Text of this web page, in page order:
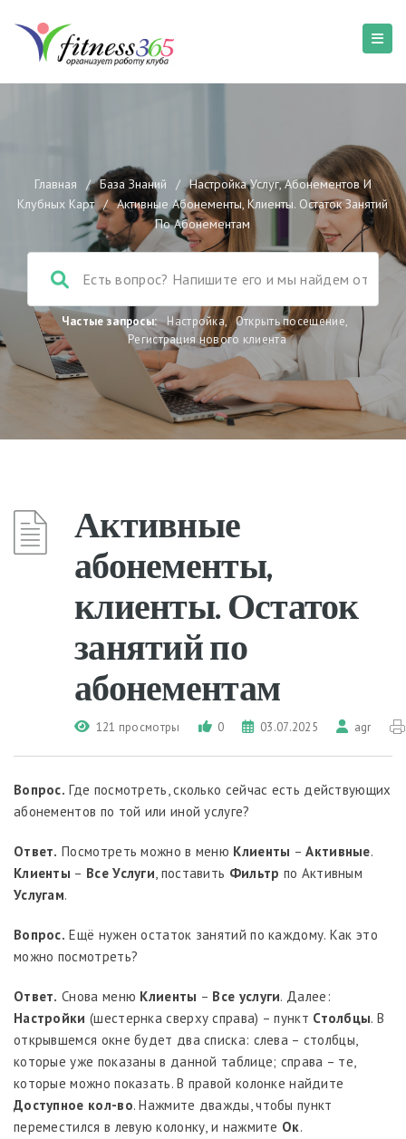
Главная / База Знаний / Настройка Услуг, Абонементов И
Клубных Карт / Активные Абонементы, Клиенты. Остаток Занятий
По Абонементам
Частые запросы: Настройка, Открыть посещение,
Регистрация нового клиента
Активные
абонементы,
клиенты. Остаток
занятий по
абонементам
121 просмотры 0 03.07.2025 agr
Вопрос. Где посмотреть, сколько сейчас есть действующих
абонементов по той или иной услуге?
Ответ. Посмотреть можно в меню Клиенты –Активные.
Клиенты – Все Услуги, поставить Фильтр по Активным
Услугам.
Вопрос. Ещё нужен остаток занятий по каждому. Как это
можно посмотреть?
Ответ. Снова меню Клиенты – Все услуги. Далее:
Настройки (шестернка сверху справа) – пункт Столбцы. В
открывшемся окне будет два списка: слева – столбцы,
которые уже показаны в данной таблице; справа – те,
которые можно показать. В правой колонке найдите
Доступное кол-во. Нажмите дважды, чтобы пункт
переместился в левую колонку, и нажмите Ок.